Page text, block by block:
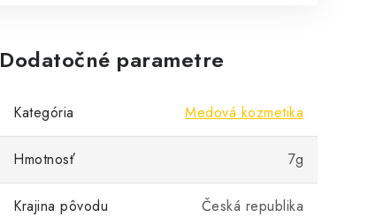
Dodatočné parametre
Kategória Medová kozmetika
Hmotnosť 7g
Krajina pôvodu Česká republika